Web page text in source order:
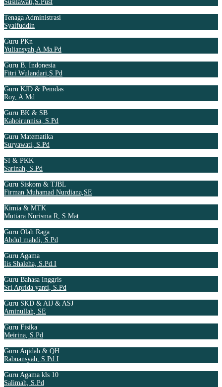
Susilawati,S.Pust
Tenaga Administrasi
Syaifuddin
Guru PKn
Yuliansyah,A.Ma.Pd
Guru B. Indonesia
Fitri Wulandari,S.Pd
Guru KJD & Pemdas
Roy, A.Md
Guru BK & SB
Kahoirunnisa, S.Pd
Guru Matematika
Suryawati, S.Pd
SI & PKK
Sarinah, S.Pd
Guru Siskom & TJBL
Firman Muhamad Nurdiana,SE
Kimia & MTK
Mutiara Nurisma R, S.Mat
Guru Olah Raga
Abdul mahdi, S.Pd
Guru Agama
Iis Shaleha, S.Pd.I
Guru Bahasa Inggris
Sri Aprida yanti, S.Pd
Guru SKD & AIJ & ASJ
Aminullah, SE
Guru Fisika
Meirina, S.Pd
Guru Aqidah & QH
Rabuansyah, S.Pd.I
Guru Agama kls 10
Salimah, S.Pd